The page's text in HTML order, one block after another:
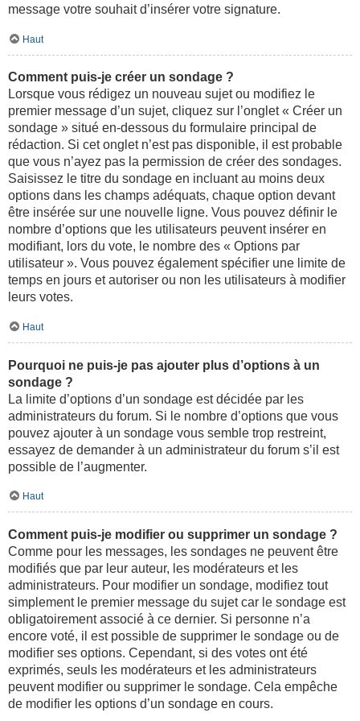
message votre souhait d’insérer votre signature.
Haut
Comment puis-je créer un sondage ?
Lorsque vous rédigez un nouveau sujet ou modifiez le
premier message d’un sujet, cliquez sur l’onglet « Créer un
sondage » situé en-dessous du formulaire principal de
rédaction. Si cet onglet n’est pas disponible, il est probable
que vous n’ayez pas la permission de créer des sondages.
Saisissez le titre du sondage en incluant au moins deux
options dans les champs adéquats, chaque option devant
être insérée sur une nouvelle ligne. Vous pouvez définir le
nombre d’options que les utilisateurs peuvent insérer en
modifiant, lors du vote, le nombre des « Options par
utilisateur ». Vous pouvez également spécifier une limite de
temps en jours et autoriser ou non les utilisateurs à modifier
leurs votes.
Haut
Pourquoi ne puis-je pas ajouter plus d’options à un
sondage ?
La limite d’options d’un sondage est décidée par les
administrateurs du forum. Si le nombre d’options que vous
pouvez ajouter à un sondage vous semble trop restreint,
essayez de demander à un administrateur du forum s’il est
possible de l’augmenter.
Haut
Comment puis-je modifier ou supprimer un sondage ?
Comme pour les messages, les sondages ne peuvent être
modifiés que par leur auteur, les modérateurs et les
administrateurs. Pour modifier un sondage, modifiez tout
simplement le premier message du sujet car le sondage est
obligatoirement associé à ce dernier. Si personne n’a
encore voté, il est possible de supprimer le sondage ou de
modifier ses options. Cependant, si des votes ont été
exprimés, seuls les modérateurs et les administrateurs
peuvent modifier ou supprimer le sondage. Cela empêche
de modifier les options d’un sondage en cours.